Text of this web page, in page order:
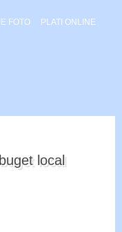
FOTO
PLATI ONLINE
local